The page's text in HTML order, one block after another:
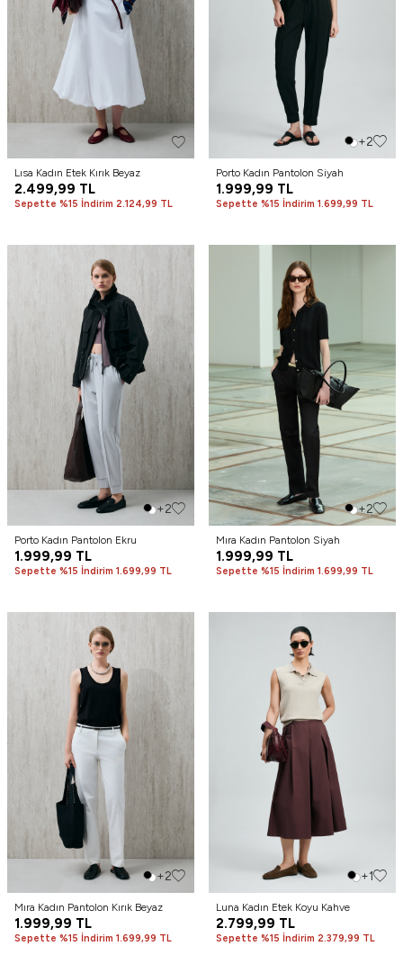
Lısa Kadın Etek Kırık Beyaz
2.499,99 TL
Sepette %15 İndirim 2.124,99 TL
+2
Porto Kadın Pantolon Siyah
1.999,99 TL
Sepette %15 İndirim 1.699,99 TL
+2
Porto Kadın Pantolon Ekru
1.999,99 TL
Sepette %15 İndirim 1.699,99 TL
+2
Mıra Kadın Pantolon Siyah
1.999,99 TL
Sepette %15 İndirim 1.699,99 TL
+2
Mıra Kadın Pantolon Kırık Beyaz
1.999,99 TL
Sepette %15 İndirim 1.699,99 TL
+1
Luna Kadın Etek Koyu Kahve
2.799,99 TL
Sepette %15 İndirim 2.379,99 TL